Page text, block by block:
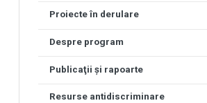
Proiecte în derulare
Despre program
Publicaţii şi rapoarte
Resurse antidiscriminare